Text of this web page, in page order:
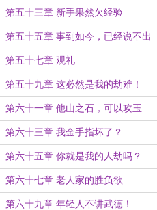
头
第五十三章 新手果然欠经验
第五十五章 事到如今，已经说不出
口了
第五十七章 观礼
第五十九章 这必然是我的劫难！
第六十一章 他山之石，可以攻玉
第六十三章 我金手指坏了？
第六十五章 你就是我的人劫吗？
第六十七章 老人家的胜负欲
第六十九章 年轻人不讲武德！